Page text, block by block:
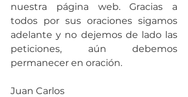
nuestra página web. Gracias a
todos por sus oraciones sigamos
adelante y no dejemos de lado las
peticiones, aún debemos
permanecer en oración.
Juan Carlos